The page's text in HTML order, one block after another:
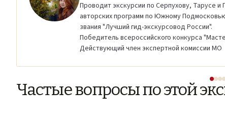
Проводит экскурсии по Серпухову, Тарусе
авторских программ по Южному
звания "Лучший гид-экскурсовод России".
Победитель всероссийского конкурса
Действующий член экспертной комиссии МО
Частые вопросы по этой